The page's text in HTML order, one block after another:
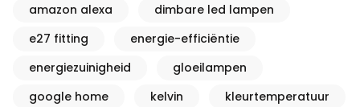
amazon alexa
dimbare led lampen
e27 fitting
energie-efficiëntie
energiezuinigheid
gloeilampen
google home
kelvin
kleurtemperatuur